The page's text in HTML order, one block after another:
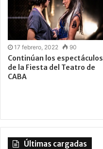
17 febrero, 2022 90
Continúan los espectáculos
de la Fiesta del Teatro de
CABA
Últimas cargadas